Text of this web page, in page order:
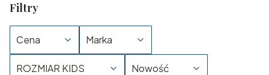
Filtry
Cena Marka
ROZMIAR KIDS Nowość